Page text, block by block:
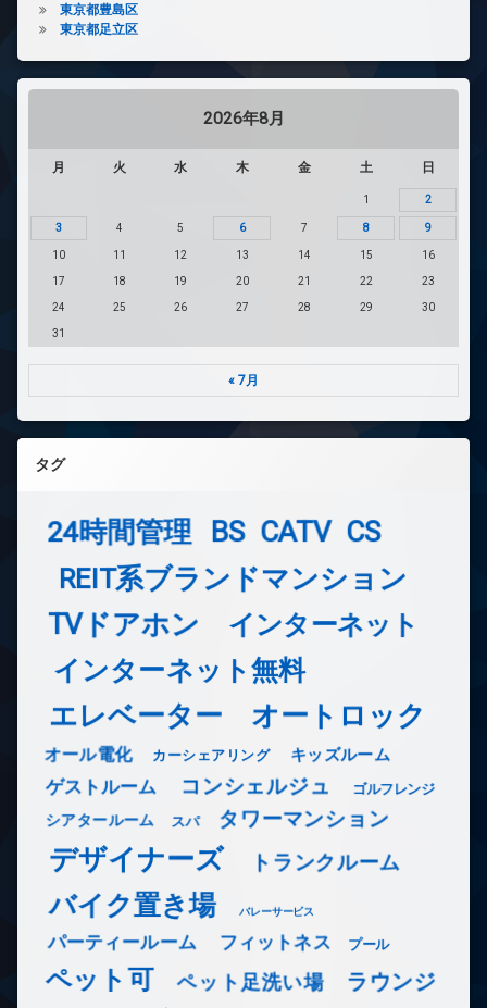
東京都豊島区
東京都足立区
2026年8月
月 火 水 木 金 土 日
1 2
3 4 5 6 7 8 9
10 11 12 13 14 15 16
17 18 19 20 21 22 23
24 25 26 27 28 29 30
31
« 7月
タグ
24時間管理 BS CATV CS
REIT系ブランドマンション
TVドアホン インターネット
インターネット無料
エレベーター オートロック
オール電化 カーシェアリング キッズルーム
ゲストルーム コンシェルジュ ゴルフレンジ
シアタールーム スパ タワーマンション
デザイナーズ トランクルーム
バイク置き場 バレーサービス
パーティールーム フィットネス プール
ペット可 ペット足洗い場 ラウンジ